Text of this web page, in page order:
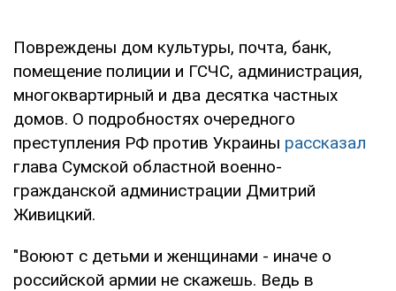
Повреждены дом культуры, почта, банк,
помещение полиции и ГСЧС, администрация,
многоквартирный и два десятка частных
домов. О подробностях очередного
преступления РФ против Украины рассказал
глава Сумской областной военно-
гражданской администрации Дмитрий
Живицкий.
"Воюют с детьми и женщинами - иначе о
российской армии не скажешь. Ведь в